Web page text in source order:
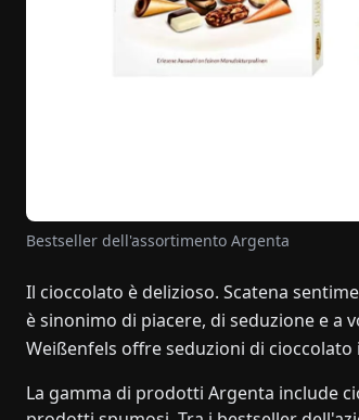
Bestseller dell'assortimento Argenta
Il cioccolato è delizioso. Scatena
è sinonimo di piacere, di seduzione e a
Weißenfels offre seduzioni di
La gamma di prodotti Argenta include